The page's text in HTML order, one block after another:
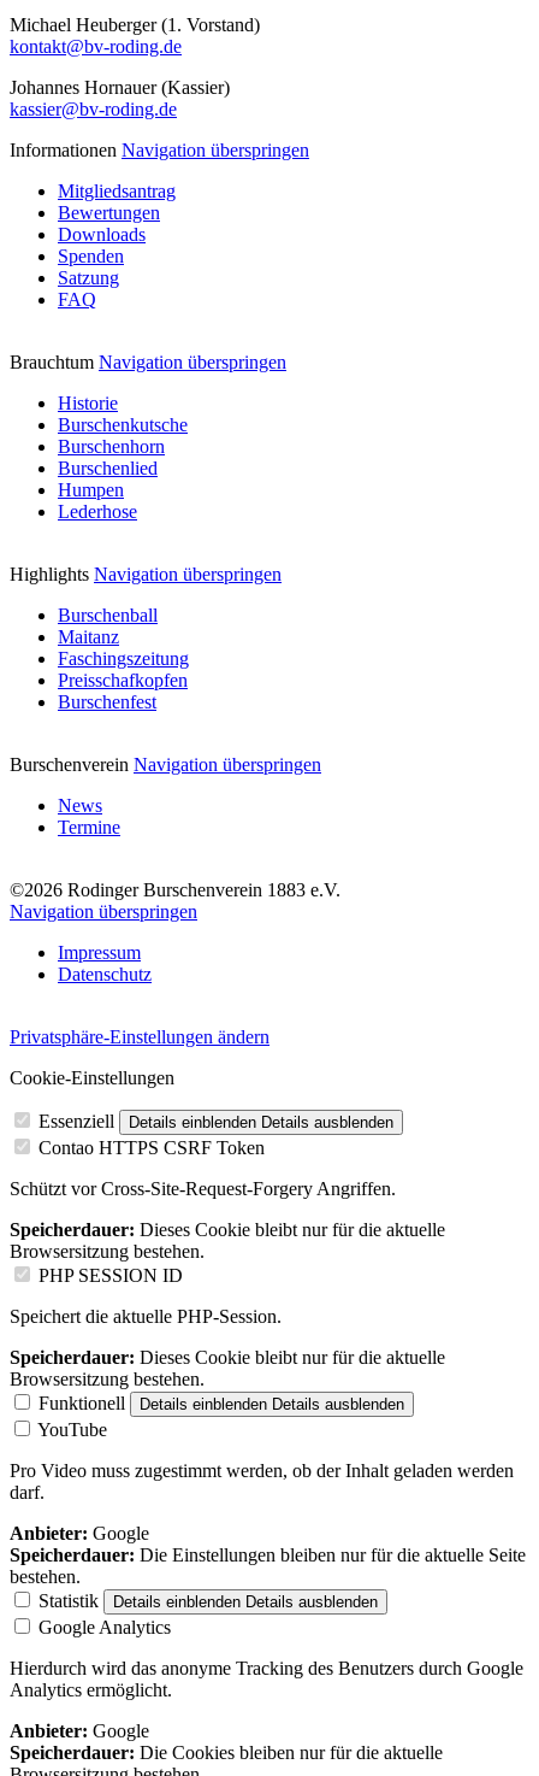
Michael Heuberger (1. Vorstand)
kontakt@bv-roding.de
Johannes Hornauer (Kassier)
kassier@bv-roding.de
Informationen Navigation überspringen
Mitgliedsantrag
Bewertungen
Downloads
Spenden
Satzung
FAQ
Brauchtum Navigation überspringen
Historie
Burschenkutsche
Burschenhorn
Burschenlied
Humpen
Lederhose
Highlights Navigation überspringen
Burschenball
Maitanz
Faschingszeitung
Preisschafkopfen
Burschenfest
Burschenverein Navigation überspringen
News
Termine
©2026 Rodinger Burschenverein 1883 e.V.
Navigation überspringen
Impressum
Datenschutz
Privatsphäre-Einstellungen ändern
Cookie-Einstellungen
Essenziell Details einblenden Details ausblenden
Contao HTTPS CSRF Token
Schützt vor Cross-Site-Request-Forgery Angriffen.
Speicherdauer: Dieses Cookie bleibt nur für die aktuelle
Browsersitzung bestehen.
PHP SESSION ID
Speichert die aktuelle PHP-Session.
Speicherdauer: Dieses Cookie bleibt nur für die aktuelle
Browsersitzung bestehen.
Funktionell
Details einblenden Details ausblenden
YouTube
Pro Video muss zugestimmt werden, ob der Inhalt geladen werden
darf.
Anbieter: Google
Speicherdauer: Die Einstellungen bleiben nur für die aktuelle Seite
bestehen.
Statistik
Details einblenden Details ausblenden
Google Analytics
Hierdurch wird das anonyme Tracking des Benutzers durch Google
Analytics ermöglicht.
Anbieter: Google
Speicherdauer: Die Cookies bleiben nur für die aktuelle